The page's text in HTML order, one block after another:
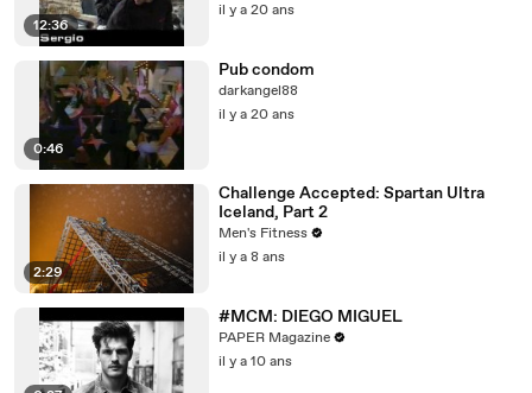
12:36
il y a 20 ans
0:46
Pub condom
darkangel88
il y a 20 ans
2:29
Challenge Accepted: Spartan Ultra
Iceland, Part 2
Men's Fitness
il y a 8 ans
#MCM: DIEGO MIGUEL
PAPER Magazine
il y a 10 ans